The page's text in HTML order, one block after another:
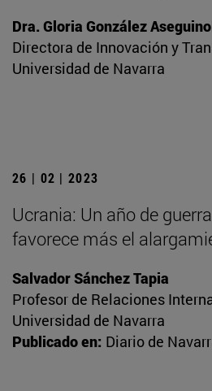
Dra. Gloria González
Directora de Innovación y
Universidad de Navarra
26 | 02 | 2023
Ucrania: Un año de
favorece más el
Salvador Sánchez Tapia
Profesor de Relaciones
Universidad de Navarra
Publicado en: Diario de